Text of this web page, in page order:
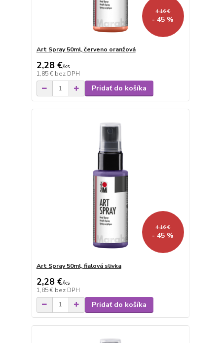
4,16 €
- 45 %
Art Spray 50ml, červeno oranžová
2,28 €/ks
1,85 € bez DPH
Pridať do košíka
4,16 €
- 45 %
Art Spray 50ml, fialová slivka
2,28 €/ks
1,85 € bez DPH
Pridať do košíka